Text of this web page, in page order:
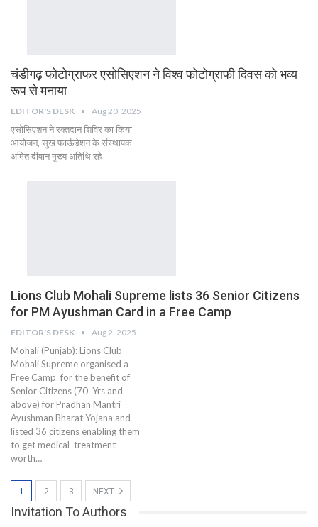
चंडीगढ़ फोटोग्राफर एसोसिएशन ने विश्व फोटोग्राफी दिवस को भव्य
रूप से मनाया
EDITOR'S DESK Aug 20, 2025
एसोसिएशन ने रक्तदान शिविर का किया
आयोजन, सुख फाऊंडेशन के संस्थापक
अमित दीवान मुख्य अतिथि रहे
Lions Club Mohali Supreme lists 36 Senior Citizens
for PM Ayushman Card in a Free Camp
EDITOR'S DESK Aug 2, 2025
Mohali (Punjab): Lions Club
Mohali Supreme organised a
Free Camp for the benefit of
Senior Citizens (70 Yrs and
above) for Pradhan Mantri
Ayushman Bharat Yojana and
listed 36 citizens enabling them
to get medical treatment
worth…
1 2 3 NEXT
Invitation To Authors